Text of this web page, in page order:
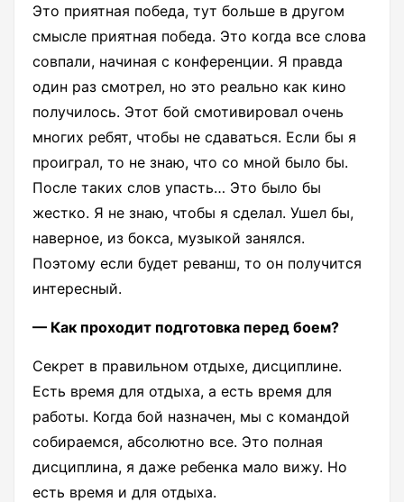
Это приятная победа, тут больше в другом
смысле приятная победа. Это когда все слова
совпали, начиная с конференции. Я правда
один раз смотрел, но это реально как кино
получилось. Этот бой смотивировал очень
многих ребят, чтобы не сдаваться. Если бы я
проиграл, то не знаю, что со мной было бы.
После таких слов упасть… Это было бы
жестко. Я не знаю, чтобы я сделал. Ушел бы,
наверное, из бокса, музыкой занялся.
Поэтому если будет реванш, то он получится
интересный.
— Как проходит подготовка перед боем?
Секрет в правильном отдыхе, дисциплине.
Есть время для отдыха, а есть время для
работы. Когда бой назначен, мы с командой
собираемся, абсолютно все. Это полная
дисциплина, я даже ребенка мало вижу. Но
есть время и для отдыха.